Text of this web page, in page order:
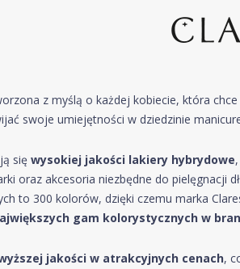
z myślą o każdej kobiecie, która
swoje umiejętności w dziedzinie
się wysokiej jakości lakiery hybrydowe
oraz akcesoria niezbędne do pielęgnacji
to 300 kolorów, dzięki czemu marka
gam kolorystycznych w
jakości w atrakcyjnych cenach,